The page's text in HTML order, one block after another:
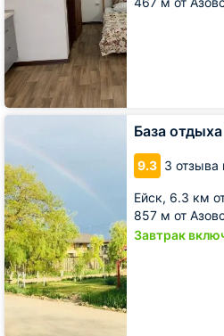
База
9.3 3 отзыва
Ейск, 6.3 км
857 м от
Завтрак
База
хутор